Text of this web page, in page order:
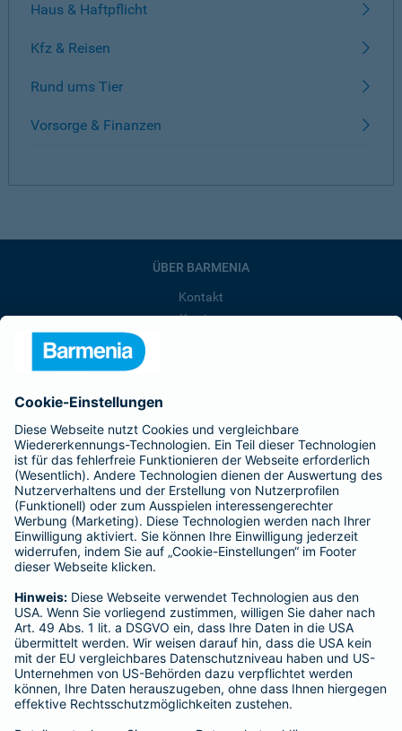
Haus & Haftpflicht
Kfz & Reisen
Rund ums Tier
Vorsorge & Finanzen
ÜBER BARMENIA
Kontakt
Karriere
Affiliate-Partner werden
Barmenia ist Teil der BarmeniaGothaer
BELIEBTE SEITEN
Kranken-Zusatzversicherung
Tierversicherungen
Haftpflichtversicherung
Hausratversicherung
SERVICE
Adresse ändern
Schaden melden
Kilometerstandsmeldung
Serviceübersicht